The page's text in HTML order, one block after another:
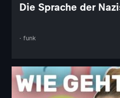
Die Sprache der
· funk